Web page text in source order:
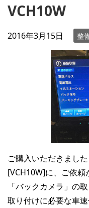
VCH10W
2016年3月15日 整
ご購入いただきまし
[VCH10W]に、ご依
「バックカメラ」の
取り付けに必要な車